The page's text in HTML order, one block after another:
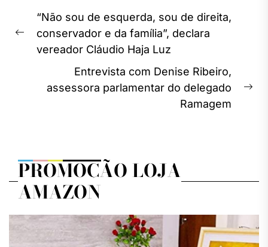
Navegação
de
Post
Previous
post:
“Não sou de esquerda, sou de direita,
conservador e da família”, declara
vereador Cláudio Haja Luz
Entrevista com Denise Ribeiro,
assessora parlamentar do delegado
Ramagem
PROMOÇÃO LOJA
AMAZON